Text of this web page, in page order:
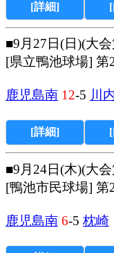
[詳細]
■9月27日(日)(大
[県立鴨池球場] 第
鹿児島南 12-5 川
[詳細]
■9月24日(木)(大
[鴨池市民球場] 第
鹿児島南 6-5 枕崎